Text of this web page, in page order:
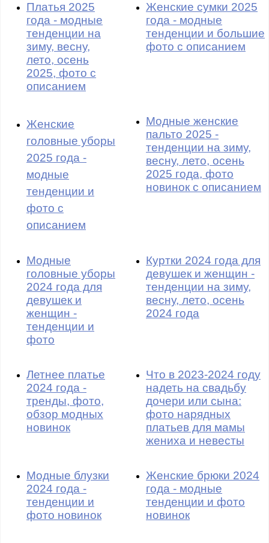
Платья 2025
года - модные
тенденции на
зиму, весну,
лето, осень
2025, фото с
описанием
Женские сумки 2025
года - модные
тенденции и большие
фото с описанием
Женские
головные уборы
2025 года -
модные
тенденции и
фото с
описанием
Модные женские
пальто 2025 -
тенденции на зиму,
весну, лето, осень
2025 года, фото
новинок с описанием
Модные
головные уборы
2024 года для
девушек и
женщин -
тенденции и
фото
Куртки 2024 года для
девушек и женщин -
тенденции на зиму,
весну, лето, осень
2024 года
Летнее платье
2024 года -
тренды, фото,
обзор модных
новинок
Что в 2023-2024 году
надеть на свадьбу
дочери или сына:
фото нарядных
платьев для мамы
жениха и невесты
Модные блузки
2024 года -
тенденции и
фото новинок
Женские брюки 2024
года - модные
тенденции и фото
новинок